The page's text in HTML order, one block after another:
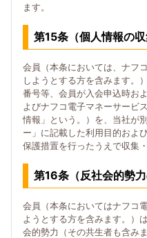
ます。
第15条（個人情報の収
会員（本条においては、ナフ
しようとする方を含みます。
番号等、会員が入会申込時お
よびナフコ電子マネーサービ
情報」という。）を、当社が
ー」に記載した利用目的およ
保護措置を行ったうえで収集
第16条（反社会的勢力
会員（本条においてはナフコ
ようとする方を含みます。）
会的勢力（その共生者も含み